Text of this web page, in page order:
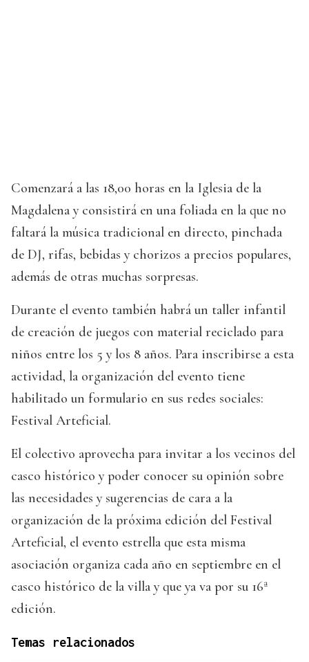
Comenzará a las 18,00 horas en la Iglesia de la
Magdalena y consistirá en una foliada en la que no
faltará la música tradicional en directo, pinchada
de DJ, rifas, bebidas y chorizos a precios populares,
además de otras muchas sorpresas.
Durante el evento también habrá un taller infantil
de creación de juegos con material reciclado para
niños entre los 5 y los 8 años. Para inscribirse a esta
actividad, la organización del evento tiene
habilitado un formulario en sus redes sociales:
Festival Arteficial.
El colectivo aprovecha para invitar a los vecinos del
casco histórico y poder conocer su opinión sobre
las necesidades y sugerencias de cara a la
organización de la próxima edición del Festival
Arteficial, el evento estrella que esta misma
asociación organiza cada año en septiembre en el
casco histórico de la villa y que ya va por su 16ª
edición.
Temas relacionados